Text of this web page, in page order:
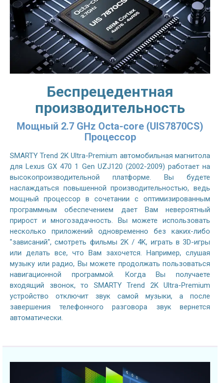
Беспрецедентная
производительность
Мощный 2.7 GHz Octa-core (UIS7870CS)
Процессор
SMARTY Trend 2K Ultra-Premium автомобильная магнитола
для Lexus GX 470 1 Gen UZJ120 (2002-2009) работает на
высокопроизводительной платформе. Вы будете
наслаждаться повышенной производительностью, ведь
мощный процессор в сочетании с оптимизированным
программным обеспечением дает Вам невероятный
прирост и многозадачность. Вы можете использовать
несколько приложений одновременно без каких-либо
"зависаний", смотреть фильмы 2K / 4K, играть в 3D-игры
или делать все, что Вам захочется. Например, слушая
музыку или радио, Вы можете продолжать пользоваться
навигационной программой. Когда Вы получаете
входящий звонок, то SMARTY Trend 2K Ultra-Premium
устройство отключит звук самой музыки, а после
завершения телефонного разговора звук вернется
автоматически.